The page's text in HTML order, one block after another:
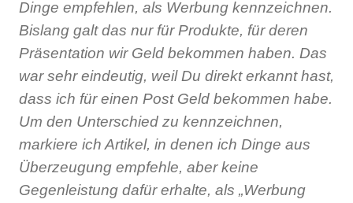
Dinge empfehlen, als Werbung kennzeichnen.
Bislang galt das nur für Produkte, für deren
Präsentation wir Geld bekommen haben. Das
war sehr eindeutig, weil Du direkt erkannt hast,
dass ich für einen Post Geld bekommen habe.
Um den Unterschied zu kennzeichnen,
markiere ich Artikel, in denen ich Dinge aus
Überzeugung empfehle, aber keine
Gegenleistung dafür erhalte, als „Werbung